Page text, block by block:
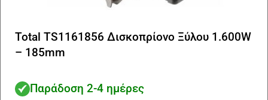
Total TS1161856 Δισκοπρίονο Ξύλου 1.600W
– 185mm
Παράδοση 2-4 ημέρες